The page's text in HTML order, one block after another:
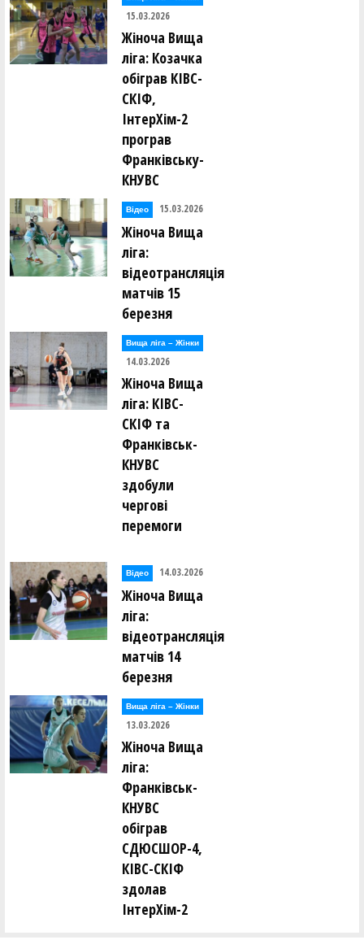
15.03.2026
Жіноча Вища
ліга: Козачка
обіграв КІВС-
СКІФ,
ІнтерХім-2
програв
Франківську-
КНУВС
Відео 15.03.2026
Жіноча Вища
ліга:
відеотрансляція
матчів 15
березня
Вища лiга – Жiнки
14.03.2026
Жіноча Вища
ліга: КІВС-
СКІФ та
Франківськ-
КНУВС
здобули
чергові
перемоги
Відео 14.03.2026
Жіноча Вища
ліга:
відеотрансляція
матчів 14
березня
Вища лiга – Жiнки
13.03.2026
Жіноча Вища
ліга:
Франківськ-
КНУВС
обіграв
СДЮСШОР-4,
КІВС-СКІФ
здолав
ІнтерХім-2